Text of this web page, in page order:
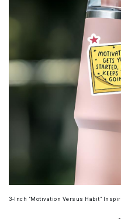
3-Inch "Motivation Versus Habit"